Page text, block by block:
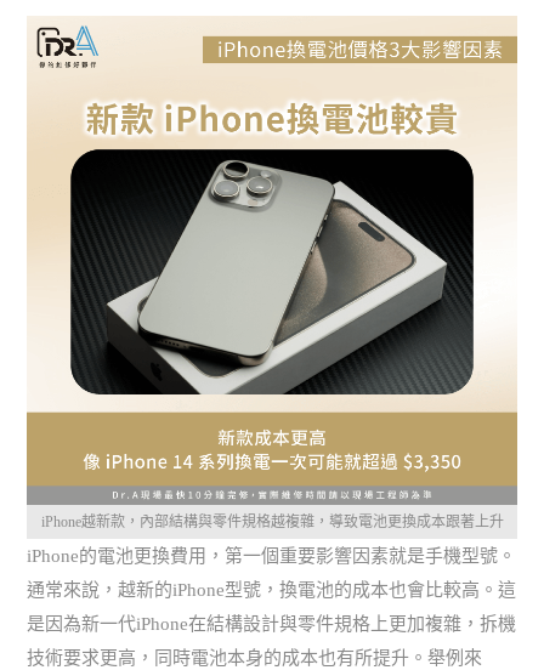
iPhone越新款，內部結構與零件規格越複雜，導致電池更換成本跟著上升
iPhone的電池更換費用，第一個重要影響因素就是手機型號。
通常來說，越新的iPhone型號，換電池的成本也會比較高。這
是因為新一代iPhone在結構設計與零件規格上更加複雜，拆機
技術要求更高，同時電池本身的成本也有所提升。舉例來